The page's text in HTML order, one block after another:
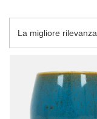
Modifica ordinamento
La migliore rilevanza